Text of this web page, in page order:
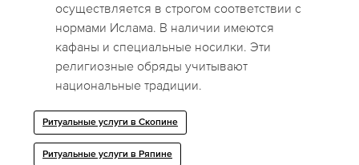
осуществляется в строгом соответствии с
нормами Ислама. В наличии имеются
кафаны и специальные носилки. Эти
религиозные обряды учитывают
национальные традиции.
Ритуальные услуги в Скопине
Ритуальные услуги в Ряпине